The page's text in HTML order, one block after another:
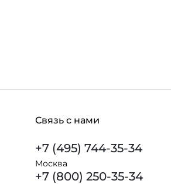
Связь с нами
+7 (495) 744-35-34
Москва
+7 (800) 250-35-34